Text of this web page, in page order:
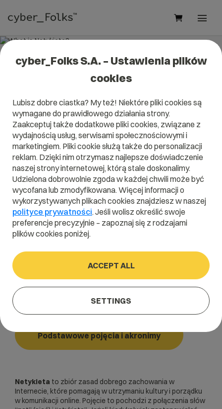
What is Netykieta?
It will help you better understand what exactly it is
Netykietaand what is the meaning to you in everyday use.
A B C D E F G H
I
J
K L M N O P Q
R
S
T U V W X Y Z
Home/Dictionary/Podstawowe pojęcia i akronimy/
Netykieta
Podstawowe pojęcia i akronimy
Netykieta to zbiór zasad dobrego zachowania w
Internecie, które pomagają w utrzymaniu kultury i porządku
w komunikacji online. Pojęcie to pochodzi z połączenia słów
cyber_Folks S.A. – Ustawienia plików
cookies
Lubisz dobre ciastka? My też! Niektóre pliki cookies są
wymagane do prawidłowego działania strony.
Zaakceptuj także dodatkowe pliki cookies, związane z
wydajnością usług, serwisami społecznościowymi i
marketingiem. Pliki cookie służą także do personalizacji
reklam. Dzięki nim otrzymasz najlepsze doświadczenie
naszej strony internetowej, którą stale doskonalimy.
Udzielona dobrowolnie zgoda w każdej chwili może być
wycofana lub zmodyfikowana. Więcej informacji o
wykorzystywanych plikach cookies znajdziesz w naszej
polityce prywatności. Jeśli wolisz określić swoje
preferencje precyzyjnie – zapoznaj się z rodzajami
plików cookies poniżej.
ACCEPT ALL
SETTINGS